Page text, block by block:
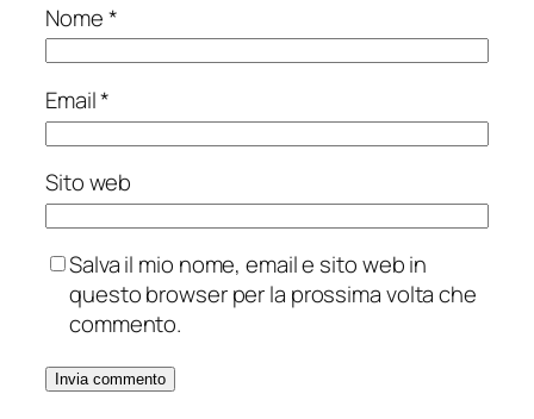
Nome*
Email*
Sito web
Salva il mio nome, email e sito web in
questo browser per la prossima volta che
commento.